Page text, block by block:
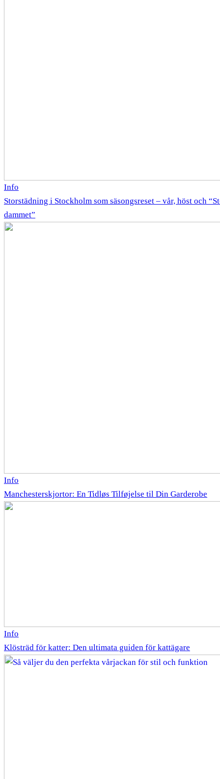
Info
Storstädning i Stockholm som säsongsreset – vår, höst och
dammet”
Info
Manchesterskjortor: En Tidløs Tilføjelse til Din Garderobe
Info
Klösträd för katter: Den ultimata guiden för kattägare